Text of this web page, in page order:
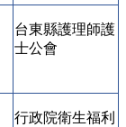
台東縣護理師護
士公會
行政院衛生福利